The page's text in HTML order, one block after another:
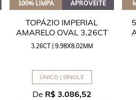
100% LIMPA APROVEITE
TOPÁZIO IMPERIAL
AMARELO OVAL 3,26CT
3.26CT | 9.98X8.02MM
ÚNICO | SINGLE
De R$ 3.086,52